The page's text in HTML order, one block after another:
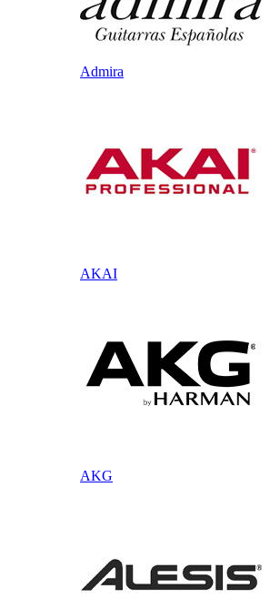
Admira
AKAI
AKG